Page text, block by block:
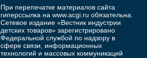
При перепечатке материалов сайта
гиперссылка на www.acgi.ru обязательна.
Сетевое издание «Вестник индустрии
детских товаров» зарегистрировано
Федеральной службой по надзору в
сфере связи, информационных
технологий и массовых коммуникаций